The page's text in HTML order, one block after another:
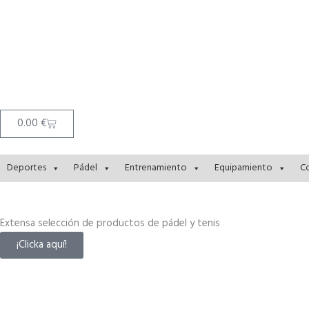
0.00 €Cart
Deportes Pádel Entrenamiento Equipamiento
Extensa selección de productos de pádel y tenis
¡Clicka aquí!